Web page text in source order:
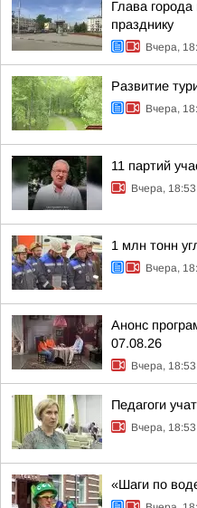
Глава города
празднику
Вчера,
Развитие
Вчера,
11 партий
Вчера, 18:53
1 млн тонн
Вчера,
Анонс
07.08.26
Вчера, 18:53
Педагоги
Вчера, 18:53
«Шаги по